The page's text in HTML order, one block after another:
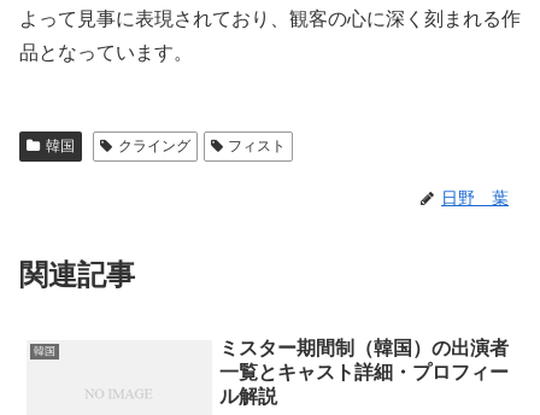
よって見事に表現されており、観客の心に深く刻まれる作
品となっています。
韓国 クライング フィスト
日野 葉
関連記事
韓国
ミスター期間制（韓国）の出演者
一覧とキャスト詳細・プロフィー
ル解説